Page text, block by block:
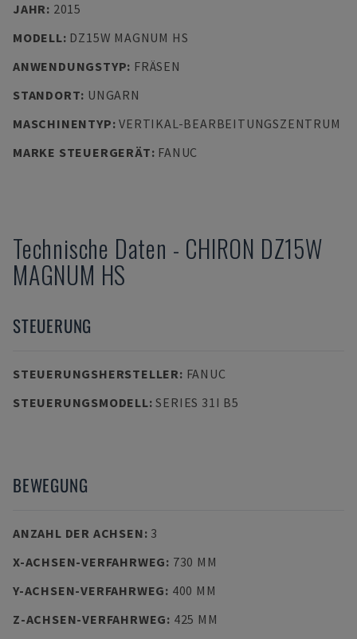
JAHR: 2015
MODELL: DZ15W MAGNUM HS
ANWENDUNGSTYP: FRÄSEN
STANDORT: UNGARN
MASCHINENTYP:VERTIKAL-BEARBEITUNGSZENTRUM
MARKE STEUERGERÄT: FANUC
Technische Daten - CHIRON DZ15W
MAGNUM HS
STEUERUNG
STEUERUNGSHERSTELLER: FANUC
STEUERUNGSMODELL:SERIES 31I B5
BEWEGUNG
ANZAHL DER ACHSEN: 3
X-ACHSEN-VERFAHRWEG: 730 MM
Y-ACHSEN-VERFAHRWEG: 400 MM
Z-ACHSEN-VERFAHRWEG: 425 MM